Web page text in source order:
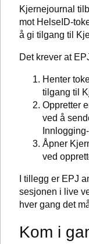
Kjernejournal
mot HelseID-
å gi tilgang til
Det krever at
Henter
tilgang til
Oppretter
ved å
Åpner
ved
I tillegg er EPJ
sesjonen i live
hver gang det
Kom i